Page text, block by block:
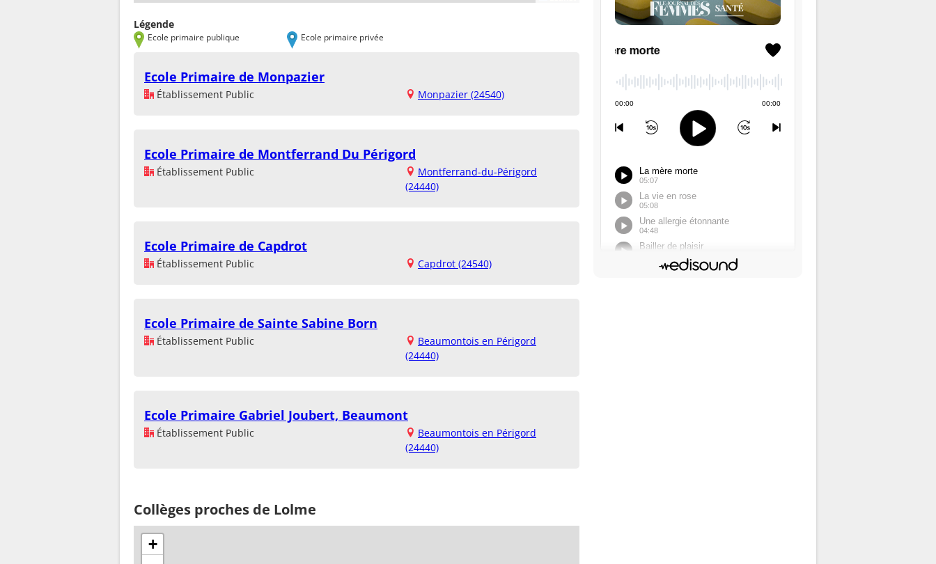
Légende
Ecole primaire publique Ecole primaire privée
Ecole Primaire de Monpazier
Établissement Public Monpazier (24540)
Ecole Primaire de Montferrand Du Périgord
Établissement Public
Montferrand-du-Périgord
(24440)
Ecole Primaire de Capdrot
Établissement Public Capdrot (24540)
Ecole Primaire de Sainte Sabine Born
Établissement Public
Beaumontois en Périgord
(24440)
Ecole Primaire Gabriel Joubert, Beaumont
Établissement Public
Beaumontois en Périgord
(24440)
Collèges proches de Lolme
+